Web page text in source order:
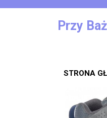
Przy
STRONA